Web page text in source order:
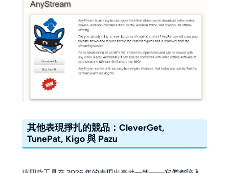
其他表現掙扎的競品：CleverGet,
TunePat, Kigo 與 Pazu